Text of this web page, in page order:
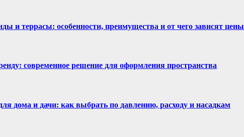
и террасы: особенности, преимущества и от чего зависят цены
современное решение для оформления пространства
дома и дачи: как выбрать по давлению, расходу и насадкам